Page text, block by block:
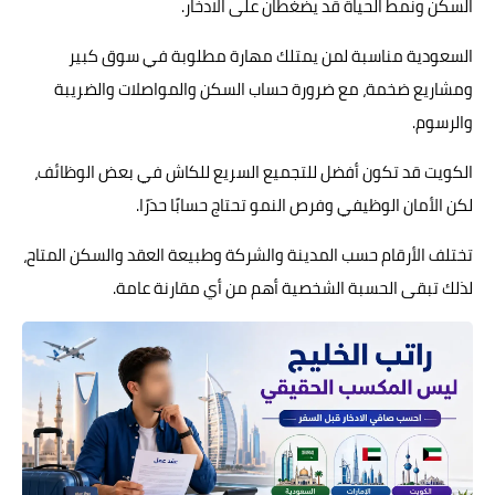
السعودية مناسبة لمن يمتلك مهارة مطلوبة في سوق كبير
ومشاريع ضخمة، مع ضرورة حساب السكن والمواصلات والضريبة
والرسوم.
الكويت قد تكون أفضل للتجميع السريع للكاش في بعض الوظائف،
لكن الأمان الوظيفي وفرص النمو تحتاج حسابًا حذرًا.
تختلف الأرقام حسب المدينة والشركة وطبيعة العقد والسكن المتاح،
لذلك تبقى الحسبة الشخصية أهم من أي مقارنة عامة.